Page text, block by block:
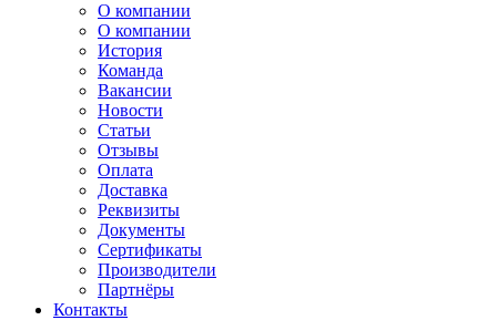
О компании
О компании
История
Команда
Вакансии
Новости
Статьи
Отзывы
Оплата
Доставка
Реквизиты
Документы
Сертификаты
Производители
Партнёры
Контакты